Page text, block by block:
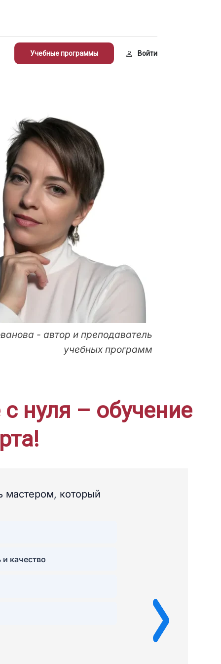
Учебные программы Войти
- автор и преподаватель
учебных программ
нуля – обучение